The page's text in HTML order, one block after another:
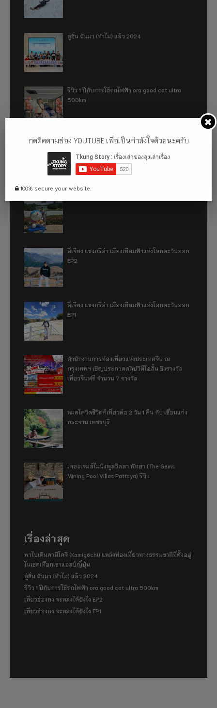
อู่ฮั่น ฉันมา (ทำไม) แล้ว 2024
รีวิว 1 ปีกับการใช้รถไฟฟ้า ora good cat ultra
500km
เที่ยวฮ่องกง จะหลงได้ยังไง EP2
ลี่เจียง แชงกรีล่า เมืองเทียมฟ้าแห่งโลกตะวันออก
EP2
ลี่เจียง แชงกรีล่า เมืองเทียมฟ้าแห่งโลกตะวันออก
EP1
สำนักงานการท่องเที่ยวแห่งประเทศจีน ณ
กรุงเทพฯ เชิญประกวดคลิปวิดีโอสั้น ชิงรางวัล
เที่ยวจีนฟรี จำนวน 7 รางวัล
หมดโควิดชีวิตก็เที่ยวต่อ 2 วัน 1 คืน กับ เขื่อนแก่ง
กระจาน เพชรบุรี
เดอะเจมส์ไมนิงพูลวิลลา พัทยา (The Gems
Mining Pool Villas Pattaya) รีวิว
เรื่องล่าสุด
พาไปเดินคามิโคจิ (Kamigōchi) แหล่งท่องเที่ยวทางธรรมชาติที่ตั้งอยู่
ในเขตเทือกเขาแอลป์ญี่ปุ่น
อู่ฮั่น ฉันมา (ทำไม) แล้ว 2024
รีวิว 1 ปีกับการใช้รถไฟฟ้า ora good cat ultra 500km
เที่ยวฮ่องกง จะหลงได้ยังไง EP2
เที่ยวฮ่องกง จะหลงได้ยังไง EP1
กดติดตามช่อง YOUTUBE เพื่อเป็นกำลังใจด้วยนะครับ
100% secure your website.